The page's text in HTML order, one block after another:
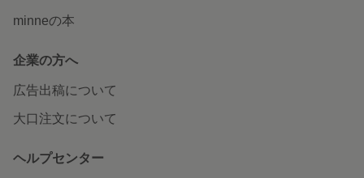
minneの本
企業の方へ
広告出稿について
大口注文について
ヘルプセンター